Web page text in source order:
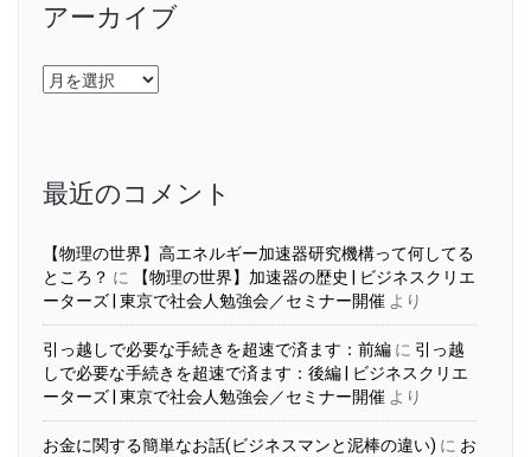
アーカイブ
ア
ー
最近のコメント
【物理の世界】高エネルギー加速器研究機構って何してる
ところ？ に
【物理の世界】加速器の歴史 | ビジネスクリエ
ーターズ | 東京で社会人勉強会／セミナー開催 より
引っ越しで必要な手続きを超速で済ます：前編 に 引っ越
しで必要な手続きを超速で済ます：後編 | ビジネスクリエ
ーターズ | 東京で社会人勉強会／セミナー開催 より
お金に関する簡単なお話(ビジネスマンと泥棒の違い) に お